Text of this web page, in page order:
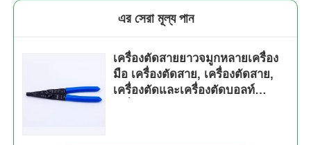
এর সেরা মূল্য পান
เครื่องตัดสายยาวจมูกหลายเครื่อง
มือ เครื่องตัดสาย, เครื่องตัดสาย,
เครื่องตัดและเครื่องตัดบอลท์